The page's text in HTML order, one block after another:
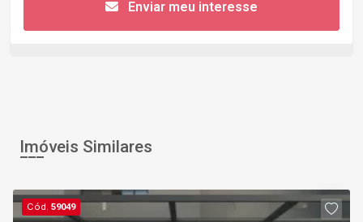
Enviar meu interesse
Imóveis Similares
Cód.59049